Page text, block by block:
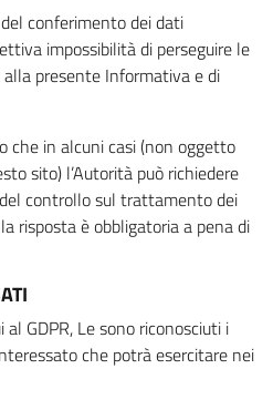
conferimento dei dati
impossibilità di perseguire le
presente Informativa e di
che in alcuni casi (non oggetto
sito) l’Autorità può richiedere
controllo sul trattamento dei
risposta è obbligatoria a pena di
GDPR, Le sono riconosciuti i
che potrà esercitare nei